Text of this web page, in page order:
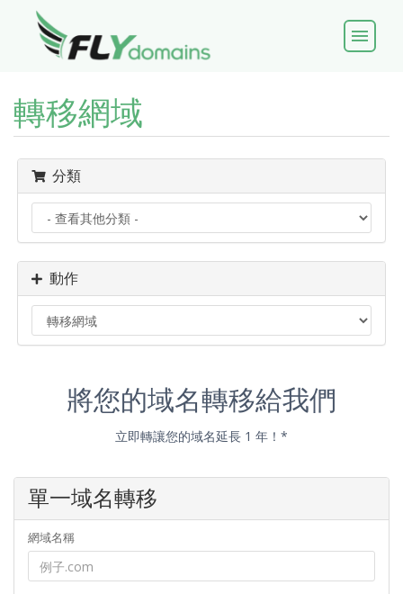
menu
轉移網域
分類
動作
將您的域名轉移給我們
立即轉讓您的域名延長 1 年！*
單一域名轉移
網域名稱